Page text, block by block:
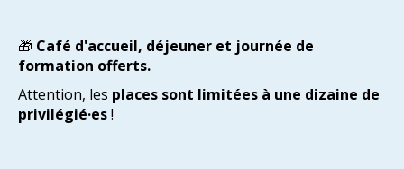
🎁 Café d'accueil, déjeuner et journée de
formation offerts.
Attention, les places sont limitées à une dizaine de
privilégié·es!